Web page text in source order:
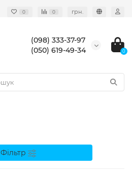
0 0 грн.
(098) 333-37-97
(050) 619-49-34
0
Фільтр